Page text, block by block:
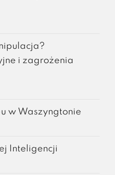
i zagrożenia
w Waszyngtonie
Inteligencji